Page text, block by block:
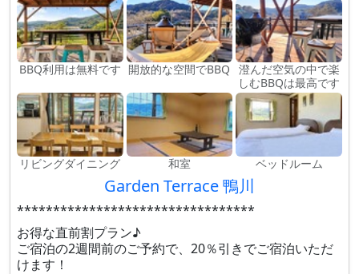
BBQ利用は無料です 開放的な空間でBBQ
澄んだ空気の中で楽
しむBBQは最高です
リビングダイニング 和室 ベッドルーム
Garden Terrace 鴨川
*********************************
お得な直前割プラン♪
ご宿泊の2週間前のご予約で、20％引きでご宿泊いただ
けます！